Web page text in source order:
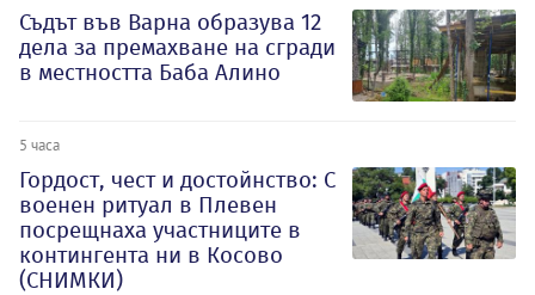
Съдът във Варна образува 12
дела за премахване на сгради
в местността Баба Алино
5 часа
Гордост, чест и достойнство: С
военен ритуал в Плевен
посрещнаха участниците в
контингента ни в Косово
(СНИМКИ)